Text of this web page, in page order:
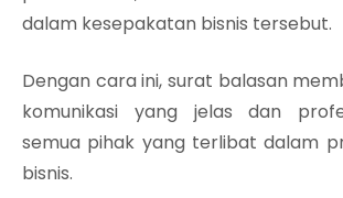
dalam kesepakatan bisnis tersebut.
Dengan cara ini, surat balasan
komunikasi yang jelas dan
semua pihak yang terlibat dalam
bisnis.